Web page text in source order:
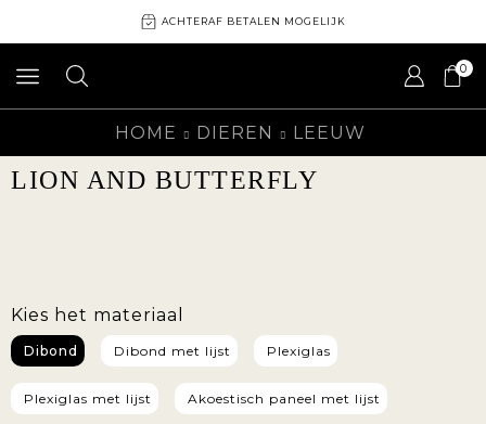
ACHTERAF BETALEN MOGELIJK
0
HOME DIEREN LEEUW
LION AND BUTTERFLY
Kies het materiaal
Dibond Dibond met lijst Plexiglas
Plexiglas met lijst Akoestisch paneel met lijst